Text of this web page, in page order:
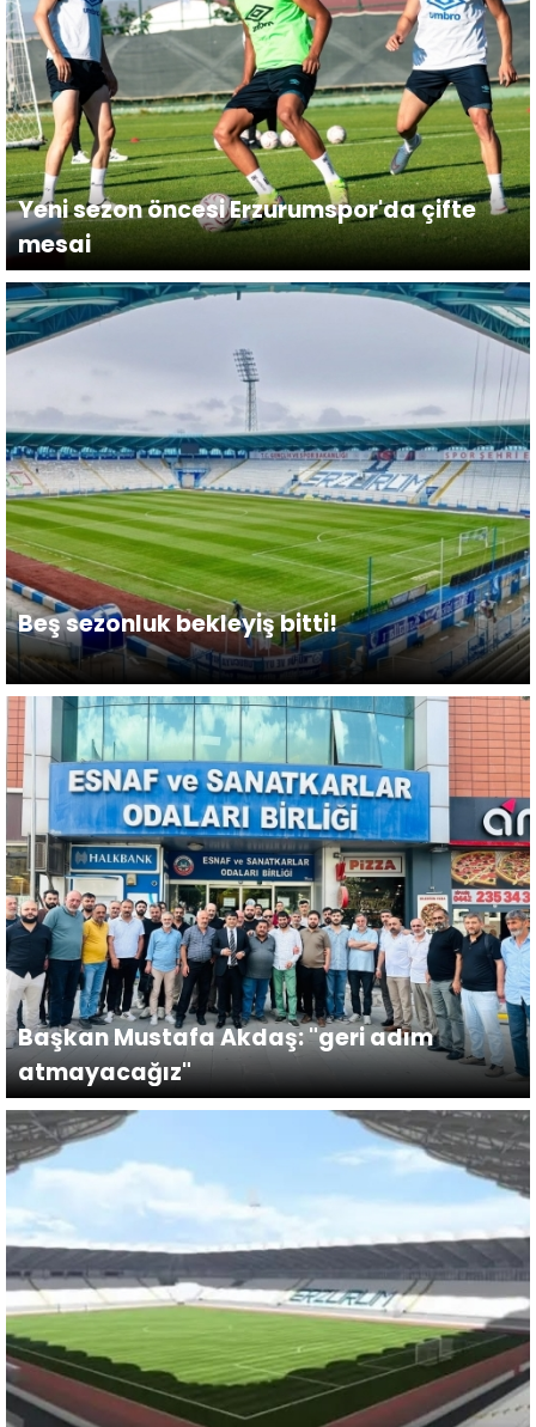
Yeni sezon öncesi Erzurumspor'da çifte
mesai
Beş sezonluk bekleyiş bitti!
Başkan Mustafa Akdaş: "geri adım
atmayacağız"